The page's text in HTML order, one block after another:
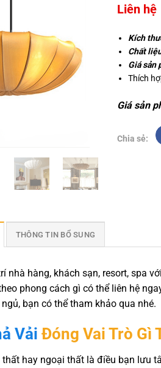
Liên hệ
Kích
Chất
Giá sản
Thích
Giá sản
Chia sẻ:
THÔNG TIN BỔ SUNG
nhà hàng, khách sạn, resort, spa
phong cách gì có thể liên hệ
bạn có thể tham khảo qua nhé.
Vải Đóng Vai Trò Gì
thất hay ngoại thất là điều bạn lưu